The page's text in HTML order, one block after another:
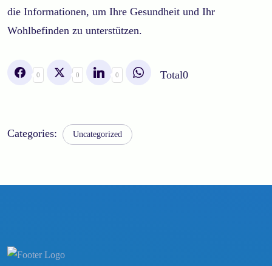
die Informationen, um Ihre Gesundheit und Ihr
Wohlbefinden zu unterstützen.
0 0 0 Total0
Categories: Uncategorized